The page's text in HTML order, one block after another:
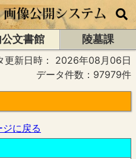
文書館
陵墓課
更新日時： 2026年08月06日
データ件数：97979件
に戻る